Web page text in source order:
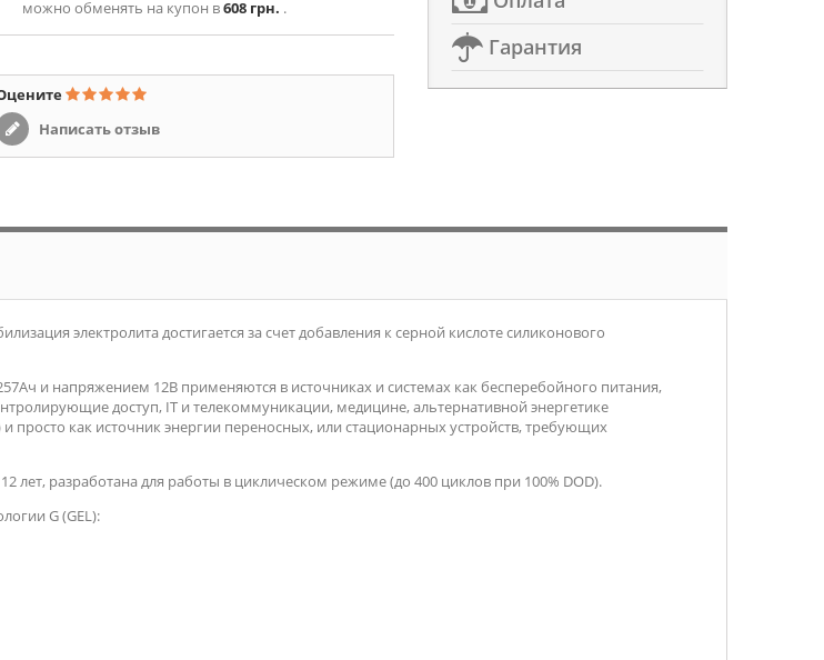
можно обменять на купон в608 грн. .
Написать отзыв
Гарантия
электролита достигается за счет добавления к серной кислоте силиконового
и напряжением 12В применяются в источниках и системах как бесперебойного питания,
доступ, IT и телекоммуникации, медицине, альтернативной энергетике
и просто как источник энергии переносных, или стационарных устройств, требующих
лет, разработана для работы в циклическом режиме (до 400 циклов при 100% DOD).
G (GEL):